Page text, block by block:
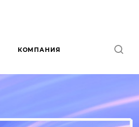
КОМПАНИЯ